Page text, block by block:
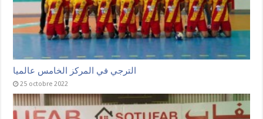
الترجي في المركز الخامس عالميا
25 octobre 2022